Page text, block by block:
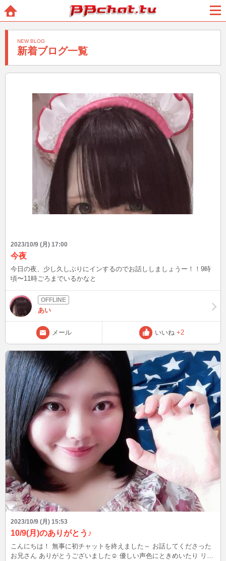
BBchatTV
新着ブログ一覧
NEW BLOG
2023/10/9 (月) 17:00
今夜
今日の夜、少し久しぶりにインするのでお話ししましょうー！！9時
頃〜11時ごろまでいるかなと
あい
メール いいね +2
2023/10/9 (月) 15:53
10/9(月)のありがとう♪
こんにちは！ 無事に初チャットを終えました～ お話してくださった
お兄さん ありがとうございました☺️ 優しい声色にときめいたり リー